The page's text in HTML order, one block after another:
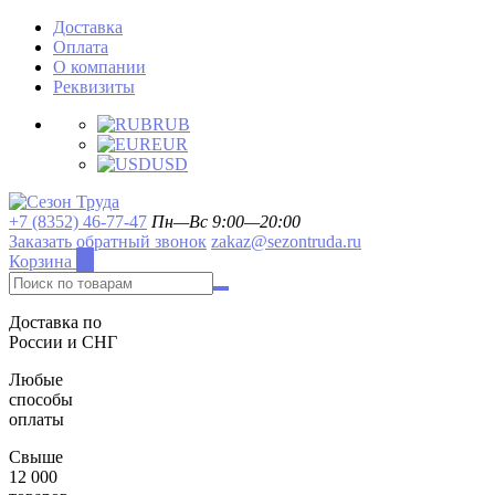
Доставка
Оплата
О компании
Реквизиты
RUB
EUR
USD
+7 (8352) 46-77-47 Пн—Вс 9:00—20:00
Заказать обратный звонок zakaz@sezontruda.ru
Корзина
Доставка по
России и СНГ
Любые
способы
оплаты
Свыше
12 000